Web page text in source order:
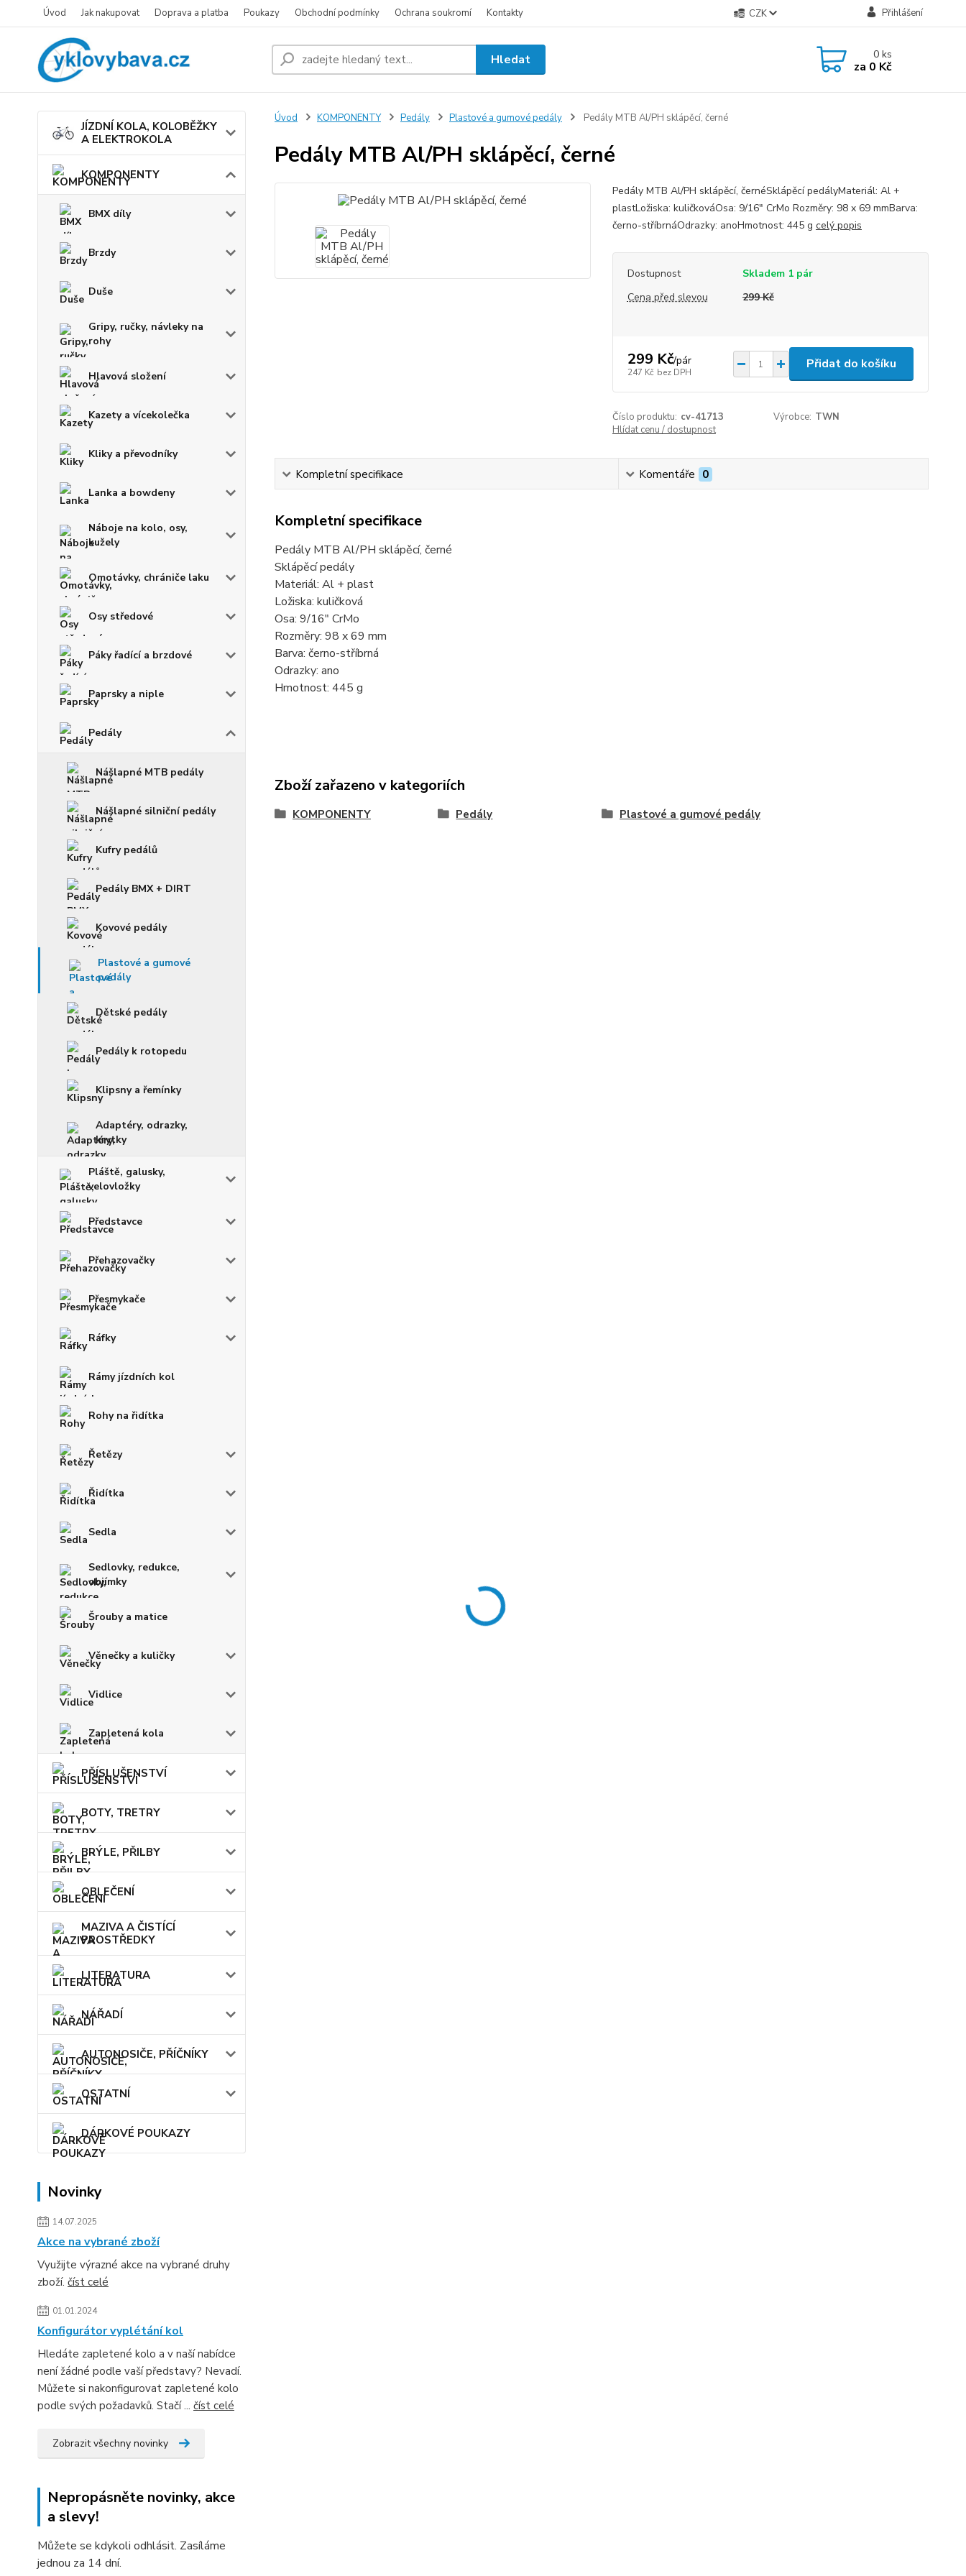
Úvod Jak nakupovat Doprava a platba Poukazy Obchodní podmínky Ochrana soukromí Kontakty CZK Přihlášení
Hledat 0ks
za 0 Kč
JÍZDNÍ KOLA, KOLOBĚŽKY
A ELEKTROKOLA
KOMPONENTY
BMX díly
Brzdy
Duše
Gripy, ručky, návleky na
rohy
Hlavová složení
Kazety a vícekolečka
Kliky a převodníky
Lanka a bowdeny
Náboje na kolo, osy,
kužely
Omotávky, chrániče laku
Osy středové
Páky řadící a brzdové
Paprsky a niple
Pedály
Nášlapné MTB pedály
Nášlapné silniční pedály
Kufry pedálů
Pedály BMX + DIRT
Kovové pedály
Plastové a gumové
pedály
Dětské pedály
Pedály k rotopedu
Klipsny a řemínky
Adaptéry, odrazky,
krytky
Pláště, galusky,
velovložky
Představce
Přehazovačky
Přesmykače
Ráfky
Rámy jízdních kol
Rohy na řidítka
Řetězy
Řidítka
Sedla
Sedlovky, redukce,
objímky
Šrouby a matice
Věnečky a kuličky
Vidlice
Zapletená kola
PŘÍSLUŠENSTVÍ
BOTY, TRETRY
BRÝLE, PŘILBY
OBLEČENÍ
MAZIVA A ČISTÍCÍ
PROSTŘEDKY
LITERATURA
NÁŘADÍ
AUTONOSIČE, PŘÍČNÍKY
OSTATNÍ
DÁRKOVÉ POUKAZY
Novinky
14.07.2025
Akce na vybrané zboží
Využijte výrazné akce na vybrané druhy
zboží. číst celé
01.01.2024
Konfigurátor vyplétání kol
Hledáte zapletené kolo a v naší nabídce
není žádné podle vaší představy? Nevadí.
Můžete si nakonfigurovat zapletené kolo
podle svých požadavků. Stačí ... číst celé
Zobrazit všechny novinky
Nepropásněte novinky, akce
a slevy!
Můžete se kdykoli odhlásit. Zasíláme
jednou za 14 dní.
Úvod KOMPONENTY Pedály Plastové a gumové pedály Pedály MTB Al/PH sklápěcí, černé
Pedály MTB Al/PH sklápěcí, černé
Pedály MTB Al/PH sklápěcí, černéSklápěcí pedályMateriál: Al +
plastLožiska: kuličkováOsa: 9/16" CrMo Rozměry: 98 x 69 mmBarva:
černo-stříbrnáOdrazky: anoHmotnost: 445 g celý popis
Dostupnost
Skladem 1 pár
Cena před slevou
299 Kč
299 Kč/pár
247 Kč bez DPH
Přidat do košíku
Číslo produktu: cv-41713 Výrobce: TWN
Hlídat cenu / dostupnost
Kompletní specifikace Komentáře 0
Kompletní specifikace
Pedály MTB Al/PH sklápěcí, černé
Sklápěcí pedály
Materiál: Al + plast
Ložiska: kuličková
Osa: 9/16" CrMo
Rozměry: 98 x 69 mm
Barva: černo-stříbrná
Odrazky: ano
Hmotnost: 445 g
Zboží zařazeno v kategoriích
KOMPONENTY Pedály Plastové a gumové pedály